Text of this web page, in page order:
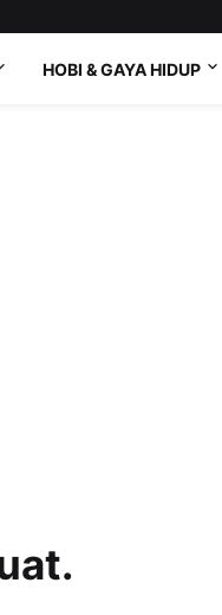
HOBI & GAYA HIDUP